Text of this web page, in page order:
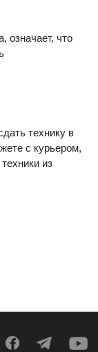
означает, что
технику в
с курьером,
из